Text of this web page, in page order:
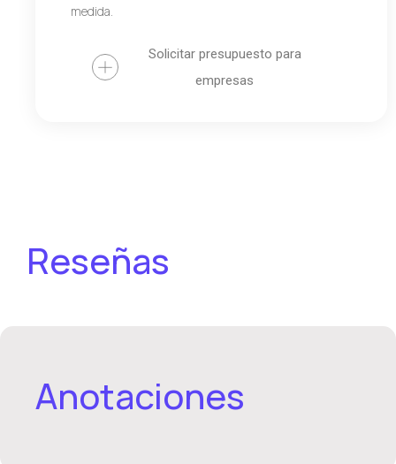
medida.
Solicitar presupuesto para
empresas
Reseñas
Anotaciones